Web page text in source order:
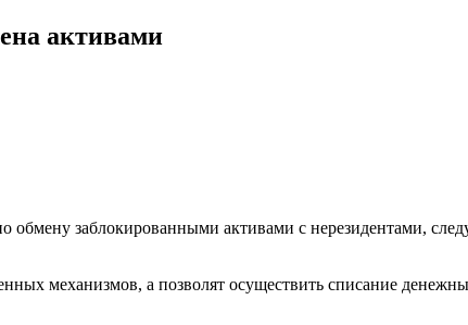
активами
обмену заблокированными активами с нерезидентами,
механизмов, а позволят осуществить списание